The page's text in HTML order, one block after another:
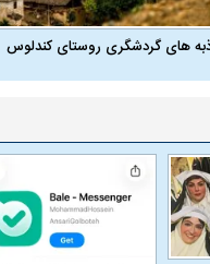
های گردشگری روستای کندلوس